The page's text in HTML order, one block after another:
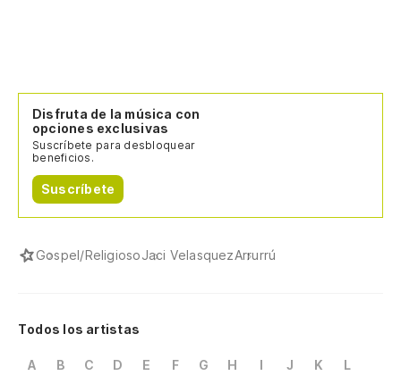
Disfruta de la música con
opciones exclusivas
Suscríbete para desbloquear
beneficios.
Suscríbete
Gospel/ReligiosoJaci VelasquezArrurrú
Todos los artistas
A B C D E F G H I J K
L